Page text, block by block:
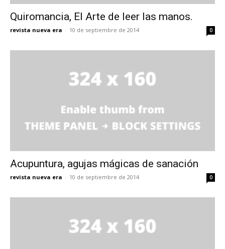
Quiromancia, El Arte de leer las manos.
revista nueva era - 10 de septiembre de 2014 0
Acupuntura, agujas mágicas de sanación
revista nueva era - 10 de septiembre de 2014 0